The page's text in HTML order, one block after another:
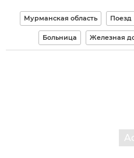
Мурманская область Поезд
Больница Железная